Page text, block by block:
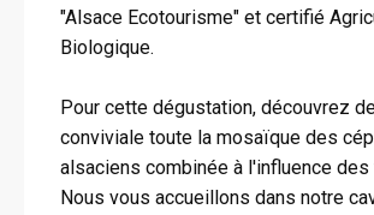
"Alsace Ecotourisme" et certifié
Biologique.
Pour cette dégustation, découvrez
conviviale toute la mosaïque des
alsaciens combinée à l'influence des
Nous vous accueillons dans notre